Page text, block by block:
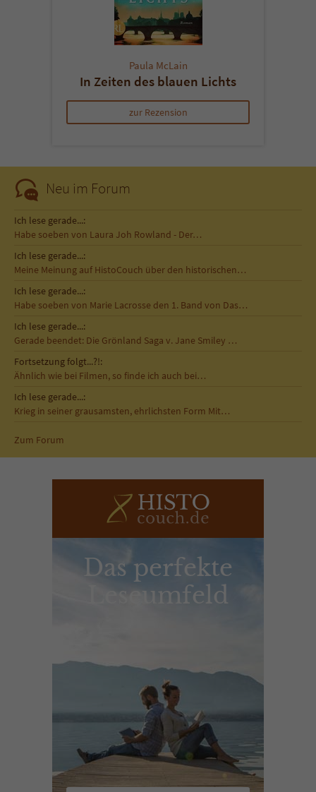
Paula McLain
In Zeiten des blauen Lichts
zur Rezension
Neu im Forum
Ich lese gerade...:
Habe soeben von Laura Joh Rowland - Der…
Ich lese gerade...:
Meine Meinung auf HistoCouch über den historischen…
Ich lese gerade...:
Habe soeben von Marie Lacrosse den 1. Band von Das…
Ich lese gerade...:
Gerade beendet: Die Grönland Saga v. Jane Smiley …
Fortsetzung folgt...?!:
Ähnlich wie bei Filmen, so finde ich auch bei…
Ich lese gerade...:
Krieg in seiner grausamsten, ehrlichsten Form Mit…
Zum Forum
Das perfekte
Leseumfeld